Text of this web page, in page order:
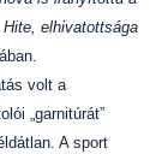
elhivatottsága
volt a
„garnitúrát”
A sport